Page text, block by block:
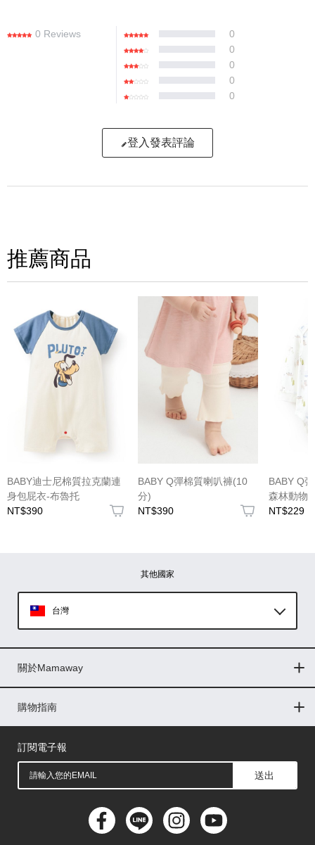
0 Reviews
0
0
0
0
0
登入發表評論
(圖片格式限jpg、jpeg)
推薦商品
BABY迪士尼棉質拉克蘭連
身包屁衣-布魯托
NT$390
BABY Q彈棉質喇叭褲(10
分)
NT$390
BABY Q
森林動物
NT$229
其他國家
台灣
印尼
菲律賓
馬來西亞
關於Mamaway
門市據點
最新消息
品牌故事
人力招募
媒體花絮
隱私權聲明
CSR企業社會責任
購物指南
購物常見問題
退換貨問題
儲值金使用條款
購買儲值金
發票問題
會員權益
線上留言
吸乳器-免費體驗
訂閱電子報
送出